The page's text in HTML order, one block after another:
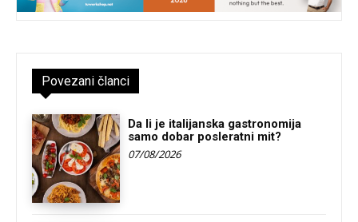
Povezani članci
Da li je italijanska gastronomija
samo dobar posleratni mit?
07/08/2026